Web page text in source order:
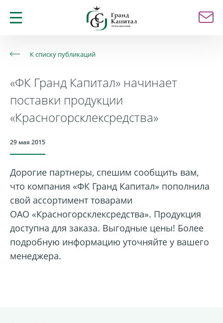
К списку публикаций
«ФК Гранд Капитал» начинает
поставки продукции
«Красногорсклексредства»
29 мая 2015
Дорогие партнеры, спешим сообщить вам,
что компания «ФК Гранд Капитал» пополнила
свой ассортимент товарами
ОАО «Красногорсклексредства». Продукция
доступна для заказа. Выгодные цены! Более
подробную информацию уточняйте у вашего
менеджера.